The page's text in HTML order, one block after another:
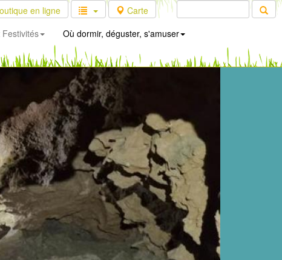
en ligne
Carte
Festivités Où dormir, déguster, s'amuser